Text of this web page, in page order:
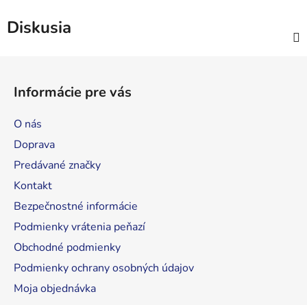
Diskusia
Informácie pre vás
O nás
Doprava
Predávané značky
Kontakt
Bezpečnostné informácie
Podmienky vrátenia peňazí
Obchodné podmienky
Podmienky ochrany osobných údajov
Moja objednávka